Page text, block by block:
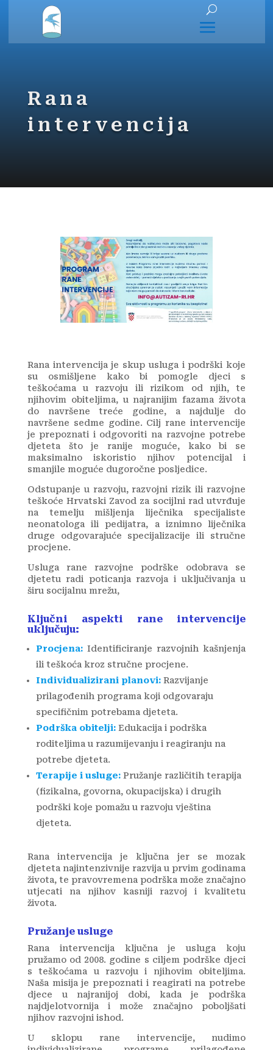
Rana
intervencija
Rana intervencija je skup usluga i podrški koje
su osmišljene kako bi pomogle djeci s
teškoćama u razvoju ili rizikom od njih, te
njihovim obiteljima, u najranijim fazama života
do navršene treće godine, a najdulje do
navršene sedme godine. Cilj rane intervencije
je prepoznati i odgovoriti na razvojne potrebe
djeteta što je ranije moguće, kako bi se
maksimalno iskoristio njihov potencijal i
smanjile moguće dugoročne posljedice.
Odstupanje u razvoju, razvojni rizik ili razvojne
teškoće Hrvatski Zavod za socijlni rad utvrđuje
na temelju mišljenja liječnika specijaliste
neonatologa ili pedijatra, a iznimno liječnika
druge odgovarajuće specijalizacije ili stručne
procjene.
Usluga rane razvojne podrške odobrava se
djetetu radi poticanja razvoja i uključivanja u
širu socijalnu mrežu,
Ključni aspekti rane intervencije
uključuju:
Procjena:Identificiranje razvojnih kašnjenja
ili teškoća kroz stručne procjene.
Individualizirani planovi:Razvijanje
prilagođenih programa koji odgovaraju
specifičnim potrebama djeteta.
Podrška obitelji:Edukacija i podrška
roditeljima u razumijevanju i reagiranju na
potrebe djeteta.
Terapije i usluge:Pružanje različitih terapija
(fizikalna, govorna, okupacijska) i drugih
podrški koje pomažu u razvoju vještina
djeteta.
Rana intervencija je ključna jer se mozak
djeteta najintenzivnije razvija u prvim godinama
života, te pravovremena podrška može značajno
utjecati na njihov kasniji razvoj i kvalitetu
života.
Pružanje usluge
Rana intervencija ključna je usluga koju
pružamo od 2008. godine s ciljem podrške djeci
s teškoćama u razvoju i njihovim obiteljima.
Naša misija je prepoznati i reagirati na potrebe
djece u najranijoj dobi, kada je podrška
najdjelotvornija i može značajno poboljšati
njihov razvojni ishod.
U sklopu rane intervencije, nudimo